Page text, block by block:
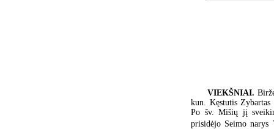
VIEKŠNIAI.
kun. Kęstutis
Po šv. Mišių jį
prisidėjo Seimo narys